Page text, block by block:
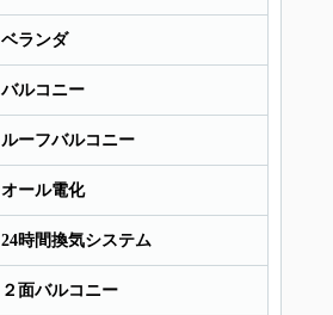
ベランダ
バルコニー
ルーフバルコニー
オール電化
24時間換気システム
２面バルコニー